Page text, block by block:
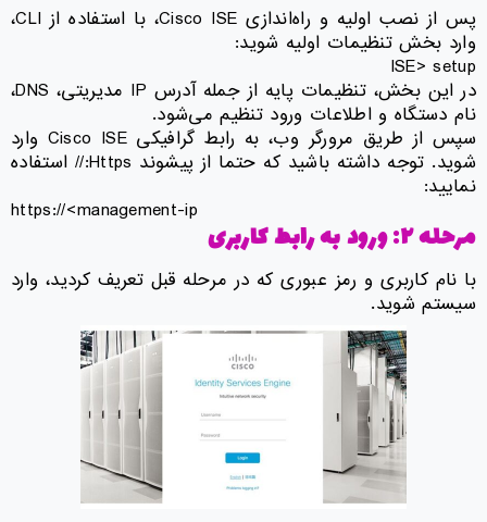
پس از نصب اولیه و راه‌اندازی Cisco ISE، با استفاده از CLI،
وارد بخش تنظیمات اولیه شوید:
ISE> setup
در این بخش، تنظیمات پایه از جمله آدرس IP مدیریتی، DNS،
نام دستگاه و اطلاعات ورود تنظیم می‌شود.
سپس از طریق مرورگر وب، به رابط گرافیکی Cisco ISE وارد
شوید. توجه داشته باشید که حتما از پیشوند Https:// استفاده
نمایید:
https://<management-ip
مرحله ۲: ورود به رابط کاربری
با نام کاربری و رمز عبوری که در مرحله قبل تعریف کردید، وارد
سیستم شوید.